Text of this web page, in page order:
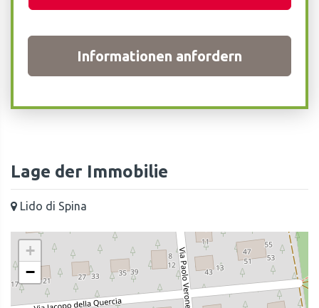
Informationen anfordern
Lage der Immobilie
Lido di Spina
+
−